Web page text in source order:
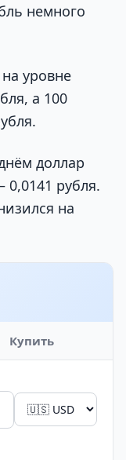
немного
уровне
а 100
доллар
0,0141 рубля.
на
Купить